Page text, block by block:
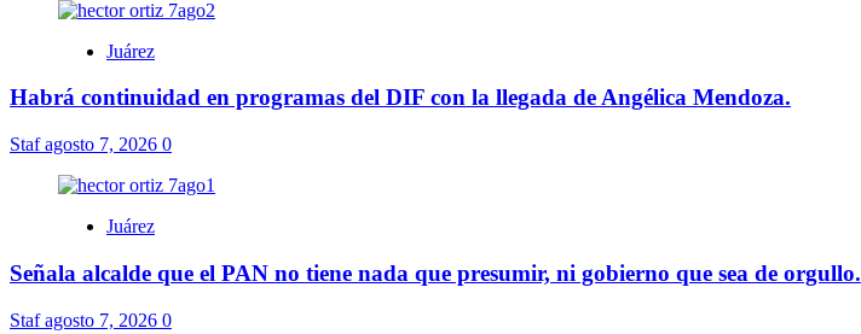
Juárez
Habrá continuidad en programas del DIF con la llegada de Angélica Mendoza.
Stafagosto 7, 2026 0
Juárez
Señala alcalde que el PAN no tiene nada que presumir, ni gobierno que sea de orgullo.
Stafagosto 7, 2026 0